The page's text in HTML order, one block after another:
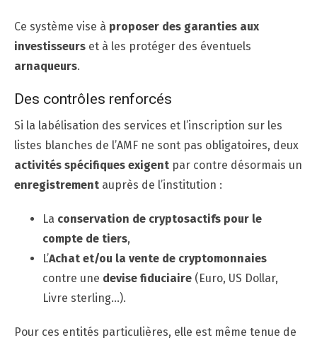
Ce système vise à proposer des garanties aux
investisseurs et à les protéger des éventuels
arnaqueurs.
Des contrôles renforcés
Si la labélisation des services et l’inscription sur les
listes blanches de l’AMF ne sont pas obligatoires, deux
activités spécifiques exigent par contre désormais un
enregistrement auprès de l’institution :
La conservation de cryptosactifs pour le
compte de tiers,
L’Achat et/ou la vente de cryptomonnaies
contre une devise fiduciaire (Euro, US Dollar,
Livre sterling…).
Pour ces entités particulières, elle est même tenue de